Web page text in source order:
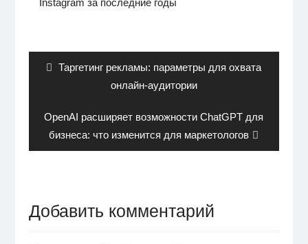
Instagram за последние годы
записям
Previous
Таргетинг рекламы: параметры для охвата
онлайн-аудитории
Next
post:
OpenAI расширяет возможности ChatGPT для
бизнеса: что изменится для маркетологов
Добавить комментарий